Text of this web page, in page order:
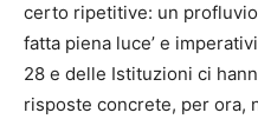
certo ripetitive: un profluvio
fatta piena luce’ e
28 e delle Istituzioni ci
risposte concrete, per ora,